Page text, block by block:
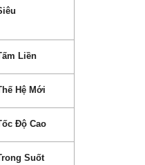
Liền
Hệ Mới
Độ Cao
Suốt